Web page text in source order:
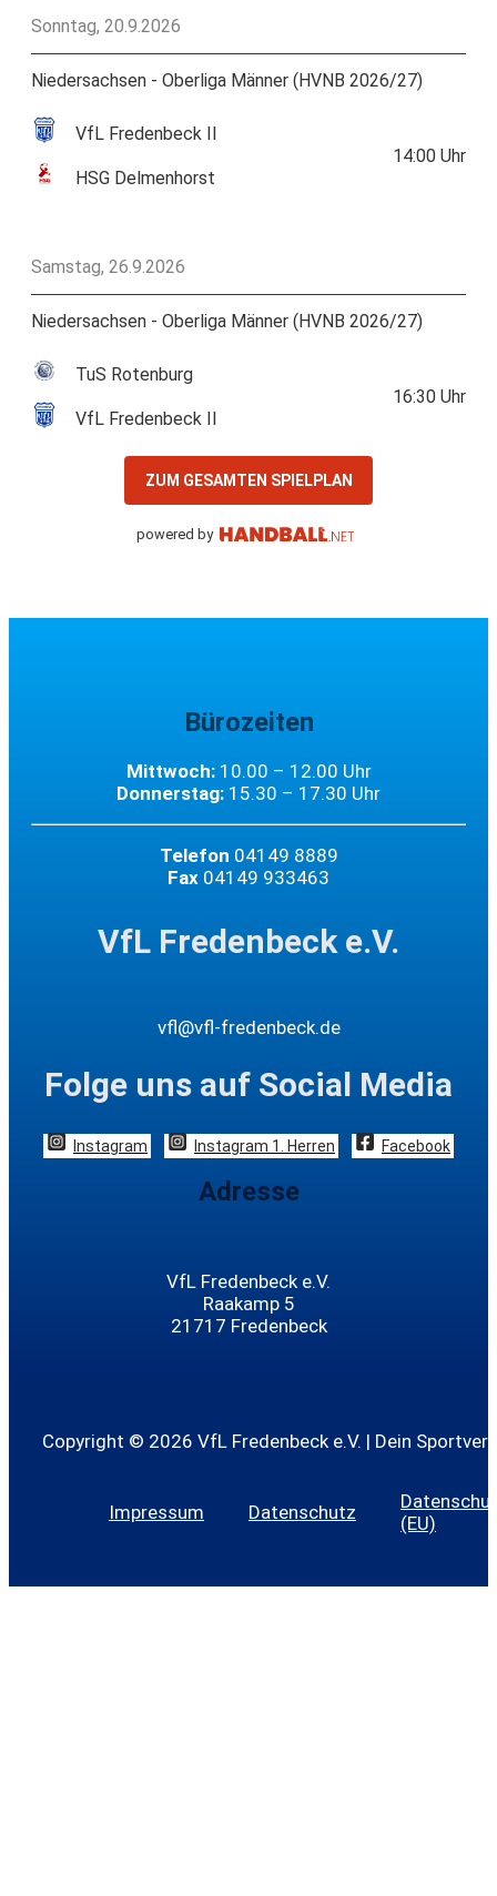
Sonntag, 20.9.2026
Niedersachsen - Oberliga Männer (HVNB 2026/27)
VfL Fredenbeck II
HSG Delmenhorst
14:00 Uhr
Samstag, 26.9.2026
Niedersachsen - Oberliga Männer (HVNB 2026/27)
TuS Rotenburg
VfL Fredenbeck II
16:30 Uhr
ZUM GESAMTEN SPIELPLAN
powered by
Bürozeiten
Mittwoch:10.00 – 12.00 Uhr
Donnerstag: 15.30 – 17.30 Uhr
Telefon 04149 8889
Fax 04149 933463
VfL Fredenbeck e.V.
vfl@vfl-fredenbeck.de
Folge uns auf Social Media
Instagram Instagram 1. Herren Facebook
Adresse
VfL Fredenbeck e.V.
Raakamp 5
21717 Fredenbeck
Copyright © 2026 VfL Fredenbeck e.V. | Dein
Impressum Datenschutz
(EU)